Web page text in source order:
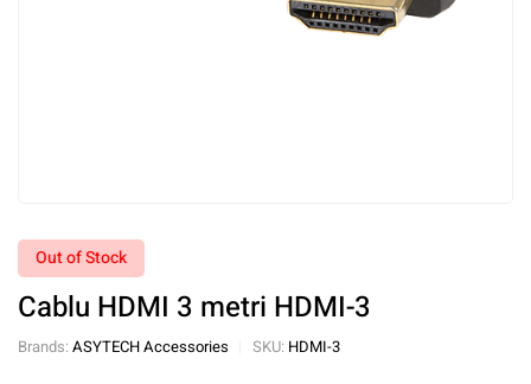
Out of Stock
Cablu HDMI 3 metri HDMI-3
Brands: ASYTECH Accessories SKU: HDMI-3